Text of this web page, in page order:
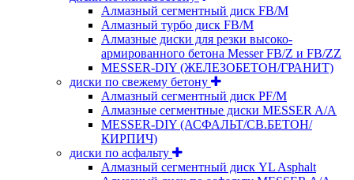
Алмазный сегментный диск FB/M
Алмазный турбо диск FB/M
Алмазные диски для резки высоко-
армированного бетона Messer FB/Z и FB/ZZ
MESSER-DIY (ЖЕЛЕЗОБЕТОН/ГРАНИТ)
диски по свежему бетону
Алмазный сегментный диск PF/M
Алмазные сегментные диски MESSER A/A
MESSER-DIY (АСФАЛЬТ/СВ.БЕТОН/
КИРПИЧ)
диски по асфальту
Алмазный сегментный диск YL Asphalt